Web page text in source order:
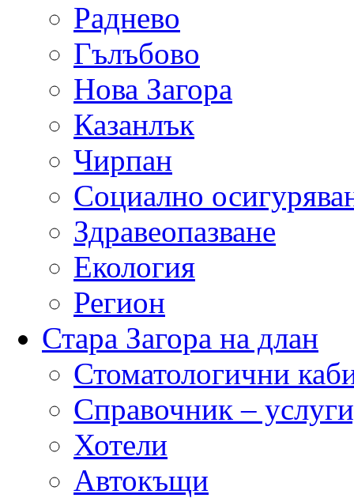
Раднево
Гълъбово
Нова Загора
Казанлък
Чирпан
Социално
Здравеопазване
Екология
Регион
Стара Загора на длан
Стоматологични
Справочник –
Хотели
Автокъщи